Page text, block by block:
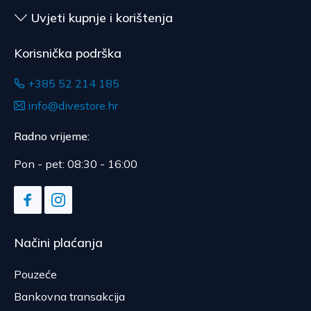
Uvjeti kupnje i korištenja
Korisnička podrška
+385 52 214 185
info@divestore.hr
Radno vrijeme:
Pon - pet: 08:30 - 16:00
Načini plaćanja
Pouzeće
Bankovna transakcija